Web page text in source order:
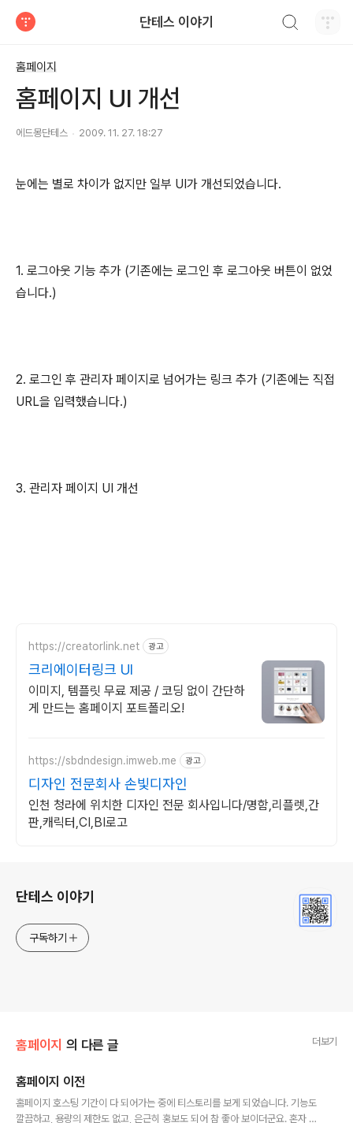
단테스 이야기
홈페이지
홈페이지 UI 개선
에드몽단테스 2009. 11. 27. 18:27
눈에는 별로 차이가 없지만 일부 UI가 개선되었습니다.
1. 로그아웃 기능 추가 (기존에는 로그인 후 로그아웃 버튼이 없었
습니다.)
2. 로그인 후 관리자 페이지로 넘어가는 링크 추가 (기존에는 직접
URL을 입력했습니다.)
3. 관리자 페이지 UI 개선
https://creatorlink.net 광고
크리에이터링크 UI
이미지, 템플릿 무료 제공 / 코딩 없이 간단하
게 만드는 홈페이지 포트폴리오!
https://sbdndesign.imweb.me 광고
디자인 전문회사 손빛디자인
인천 청라에 위치한 디자인 전문 회사입니다/명함,리플렛,간
판,캐릭터,CI,BI로고
단테스 이야기
구독하기
홈페이지 의 다른 글 더보기
홈페이지 이전
홈페이지 호스팅 기간이 다 되어가는 중에 티스토리를 보게 되었습니다. 기능도
깔끔하고, 용량의 제한도 없고, 은근히 홍보도 되어 참 좋아 보이더군요. 혼자 사